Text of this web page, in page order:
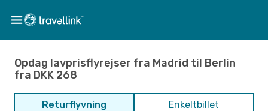
Opdag lavprisflyrejser fra Madrid til Berlin
fra DKK 268
Returflyvning Enkeltbillet